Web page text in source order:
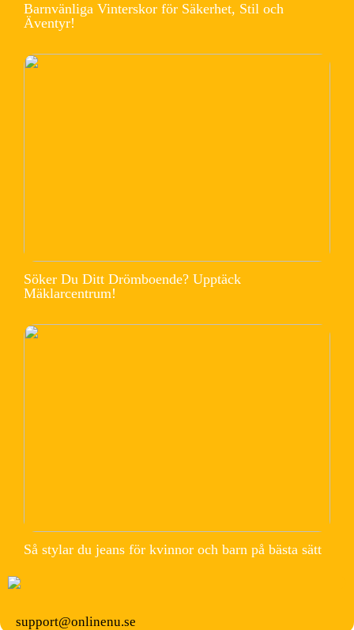
Barnvänliga Vinterskor för Säkerhet, Stil och
Äventyr!
Söker Du Ditt Drömboende? Upptäck
Mäklarcentrum!
Så stylar du jeans för kvinnor och barn på bästa sätt
support@onlinenu.se